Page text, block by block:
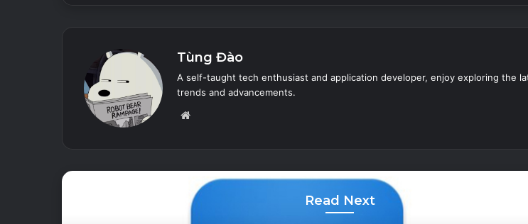
Tùng Đào
A self-taught tech enthusiast and application developer, enjoy exploring the
trends and advancements.
Read Next